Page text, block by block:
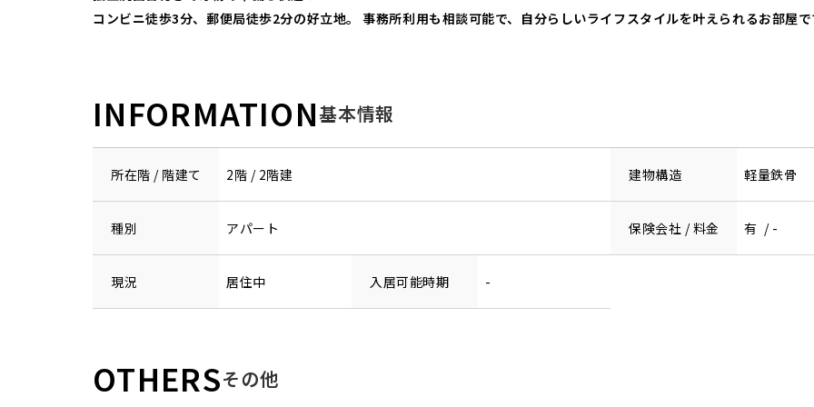
コンビニ徒歩3分、郵便局徒歩2分の好立地。 事務所利用も相談可能で、自分らしいライフスタイルを叶えられるお部屋で
INFORMATION基本情報
所在階 / 階建て 2階 / 2階建 建物構造 軽量鉄骨
種別 アパート 保険会社 / 料金 有 / -
現況 居住中 入居可能時期 -
OTHERSその他